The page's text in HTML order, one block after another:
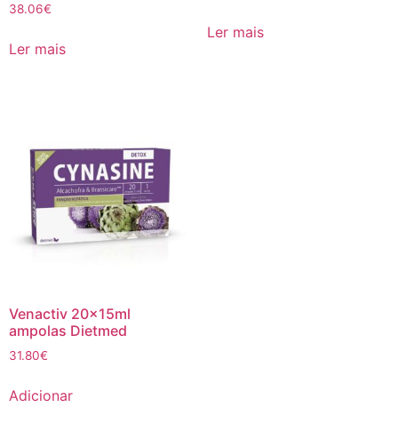
38.06€
Ler mais
Ler mais
Venactiv 20x15ml
ampolas Dietmed
31.80€
Adicionar